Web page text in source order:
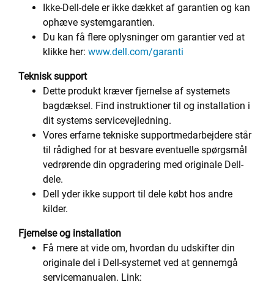
Ikke-Dell-dele er ikke dækket af garantien og kan
ophæve systemgarantien.
Du kan få flere oplysninger om garantier ved at
klikke her: www.dell.com/garanti
Teknisk support
Dette produkt kræver fjernelse af systemets
bagdæksel. Find instruktioner til og installation i
dit systems servicevejledning.
Vores erfarne tekniske supportmedarbejdere står
til rådighed for at besvare eventuelle spørgsmål
vedrørende din opgradering med originale Dell-
dele.
Dell yder ikke support til dele købt hos andre
kilder.
Fjernelse og installation
Få mere at vide om, hvordan du udskifter din
originale del i Dell-systemet ved at gennemgå
servicemanualen. Link: